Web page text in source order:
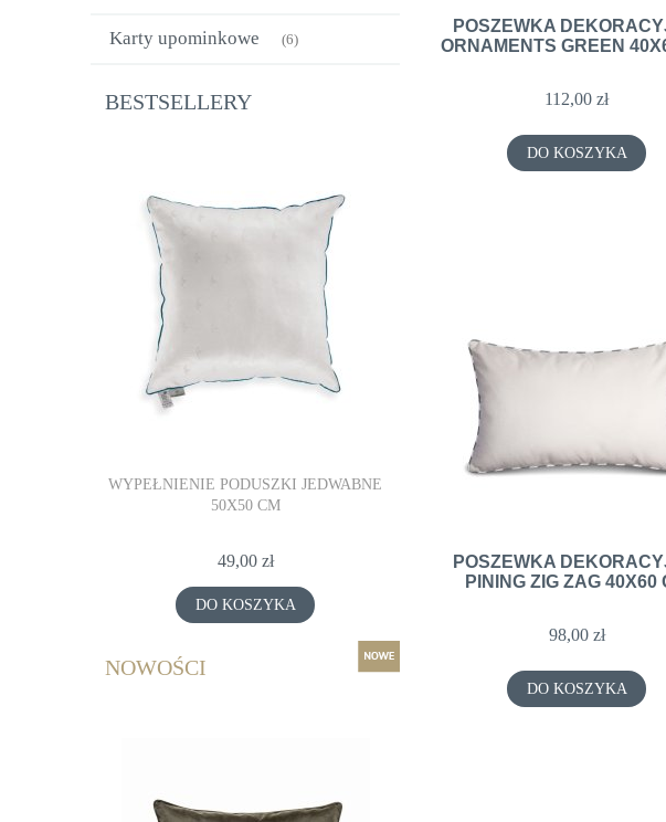
Karty upominkowe (6)
BESTSELLERY
WYPEŁNIENIE PODUSZKI JEDWABNE
50X50 CM
49,00 zł
DO KOSZYKA
55,00 zł
NOWOŚCI
POSZEWKA
ORNAMENTS GREEN
112,00 zł
DO KOSZYKA
POSZEWKA
PINING ZIG ZAG 40X60
98,00 zł
DO KOSZYKA